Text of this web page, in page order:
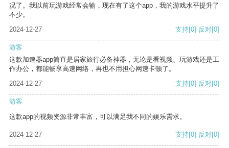
况了。我以前玩游戏经常会输，现在有了这个app，我的游戏水平提升了
不少。
2024-12-27
支持[0] 反对[0]
游客
这款加速器app简直是居家旅行必备神器，无论是看视频、玩游戏还是工
作办公，都能畅享高速网络，再也不用担心网速卡顿了。
2024-12-27
支持[0] 反对[0]
游客
这款app的视频资源非常丰富，可以满足我不同的娱乐需求。
2024-12-27 支持[0] 反对[0]